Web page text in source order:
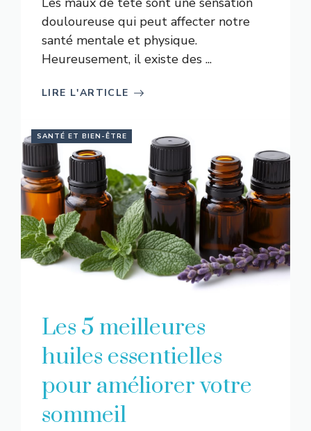
douloureuse qui peut affecter notre
santé mentale et physique.
Heureusement, il existe des ...
LIRE L'ARTICLE
SANTÉ ET BIEN-ÊTRE
Les 5 meilleures
huiles essentielles
pour améliorer votre
sommeil